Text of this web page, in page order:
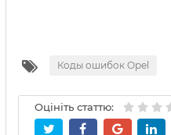
Коды ошибок Opel
Оцініть статтю: